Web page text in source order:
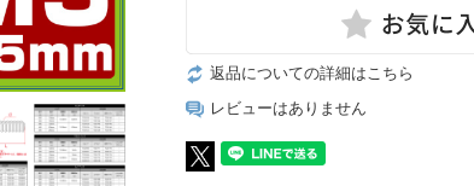
返品についての詳細はこちら
レビューはありません